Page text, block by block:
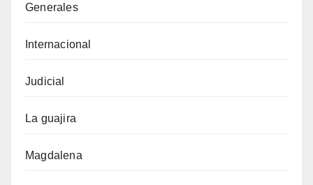
Generales
Internacional
Judicial
La guajira
Magdalena